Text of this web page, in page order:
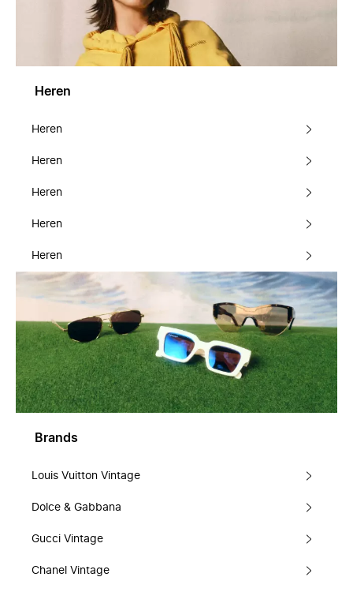
Heren
Heren
Heren
Heren
Heren
Heren
Brands
Louis Vuitton Vintage
Dolce & Gabbana
Gucci Vintage
Chanel Vintage